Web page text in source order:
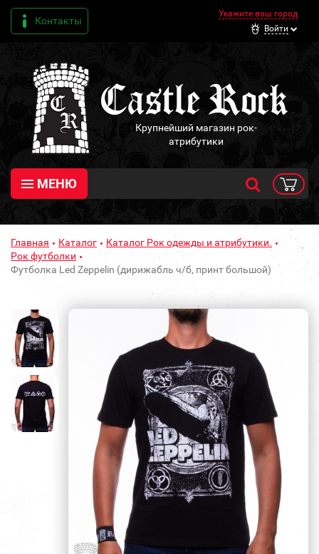
Контакты
Укажите ваш город
Войти
Крупнейший магазин рок-
атрибутики
МЕНЮ
Главная Каталог
Каталог Рок одежды и атрибутики.
Рок футболки
Футболка Led Zeppelin (дирижабль ч/б, принт большой)